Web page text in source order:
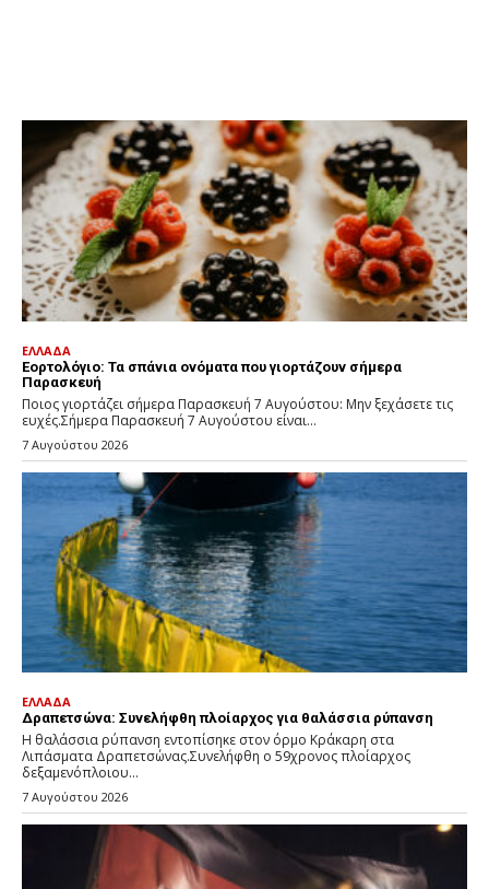
ΕΛΛΑΔΑ
Εορτολόγιο: Τα σπάνια ονόματα που γιορτάζουν σήμερα
Παρασκευή
Ποιος γιορτάζει σήμερα Παρασκευή 7 Αυγούστου: Μην ξεχάσετε τις
ευχές.Σήμερα Παρασκευή 7 Αυγούστου είναι...
7 Αυγούστου 2026
ΕΛΛΑΔΑ
Δραπετσώνα: Συνελήφθη πλοίαρχος για θαλάσσια ρύπανση
Η θαλάσσια ρύπανση εντοπίσηκε στον όρμο Κράκαρη στα
Λιπάσματα Δραπετσώνας.Συνελήφθη ο 59χρονος πλοίαρχος
δεξαμενόπλοιου...
7 Αυγούστου 2026